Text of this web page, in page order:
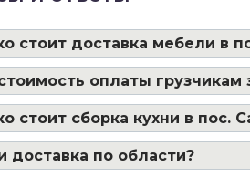
стоит доставка мебели в
оплаты
стоит сборка кухни в пос.
доставка по области?